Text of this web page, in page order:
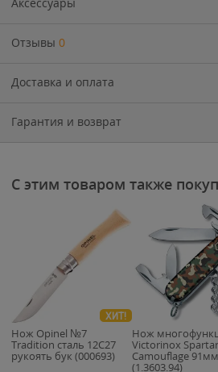
Отзывы 0
Доставка и оплата
Гарантия и возврат
С этим товаром также
ХИТ!
Нож Opinel №7
Tradition сталь 12C27
рукоять бук (000693)
Нож
Victorinox
Camouflage 91мм
(1.3603.94)